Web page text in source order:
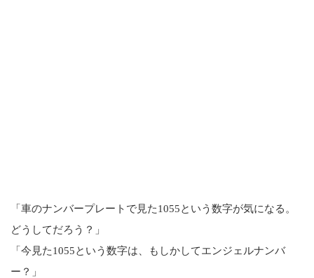
「車のナンバープレートで見た1055という数字が気になる。
どうしてだろう？」
「今見た1055という数字は、もしかしてエンジェルナンバ
ー？」